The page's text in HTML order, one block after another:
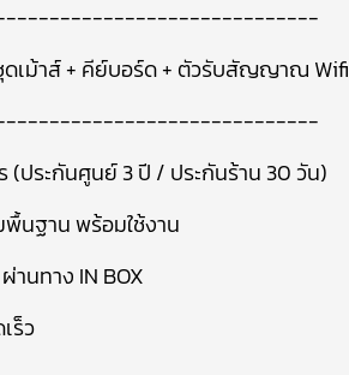
ดเม้าส์ + คีย์บอร์ด + ตัวรับสัญญาณ Wifi
(ประกันศูนย์ 3 ปี / ประกันร้าน 30 วัน)
พื้นฐาน พร้อมใช้งาน
านทาง IN BOX
ร็ว